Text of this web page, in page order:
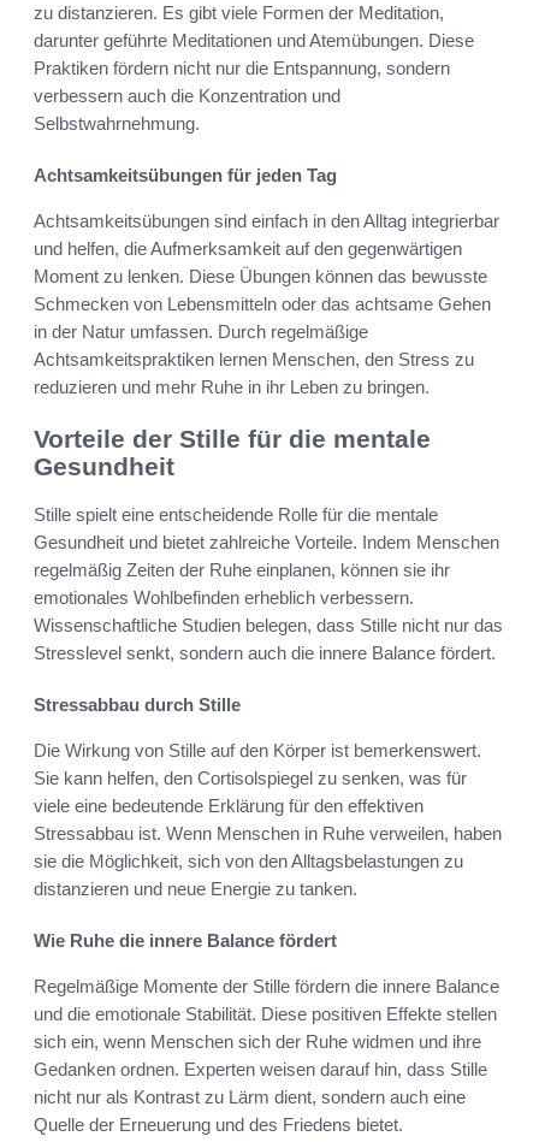
zu distanzieren. Es gibt viele Formen der Meditation,
darunter geführte Meditationen und Atemübungen. Diese
Praktiken fördern nicht nur die Entspannung, sondern
verbessern auch die Konzentration und
Selbstwahrnehmung.
Achtsamkeitsübungen für jeden Tag
Achtsamkeitsübungen sind einfach in den Alltag integrierbar
und helfen, die Aufmerksamkeit auf den gegenwärtigen
Moment zu lenken. Diese Übungen können das bewusste
Schmecken von Lebensmitteln oder das achtsame Gehen
in der Natur umfassen. Durch regelmäßige
Achtsamkeitspraktiken lernen Menschen, den Stress zu
reduzieren und mehr Ruhe in ihr Leben zu bringen.
Vorteile der Stille für die mentale
Gesundheit
Stille spielt eine entscheidende Rolle für die mentale
Gesundheit und bietet zahlreiche Vorteile. Indem Menschen
regelmäßig Zeiten der Ruhe einplanen, können sie ihr
emotionales Wohlbefinden erheblich verbessern.
Wissenschaftliche Studien belegen, dass Stille nicht nur das
Stresslevel senkt, sondern auch die innere Balance fördert.
Stressabbau durch Stille
Die Wirkung von Stille auf den Körper ist bemerkenswert.
Sie kann helfen, den Cortisolspiegel zu senken, was für
viele eine bedeutende Erklärung für den effektiven
Stressabbau ist. Wenn Menschen in Ruhe verweilen, haben
sie die Möglichkeit, sich von den Alltagsbelastungen zu
distanzieren und neue Energie zu tanken.
Wie Ruhe die innere Balance fördert
Regelmäßige Momente der Stille fördern die innere Balance
und die emotionale Stabilität. Diese positiven Effekte stellen
sich ein, wenn Menschen sich der Ruhe widmen und ihre
Gedanken ordnen. Experten weisen darauf hin, dass Stille
nicht nur als Kontrast zu Lärm dient, sondern auch eine
Quelle der Erneuerung und des Friedens bietet.